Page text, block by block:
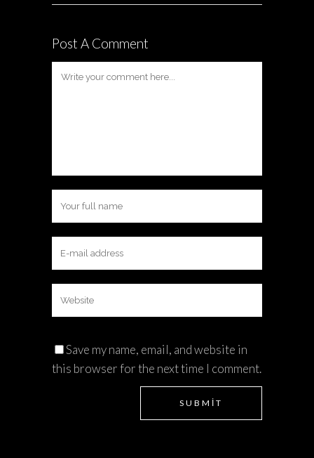
Post A Comment
Save my name, email, and website in
this browser for the next time I comment.